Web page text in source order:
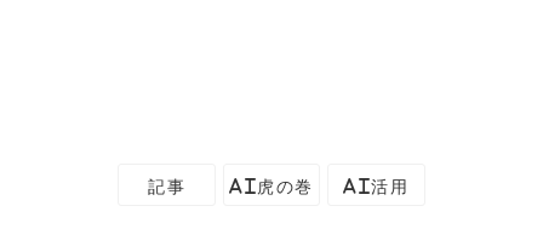
記事 AI虎の巻 AI活用